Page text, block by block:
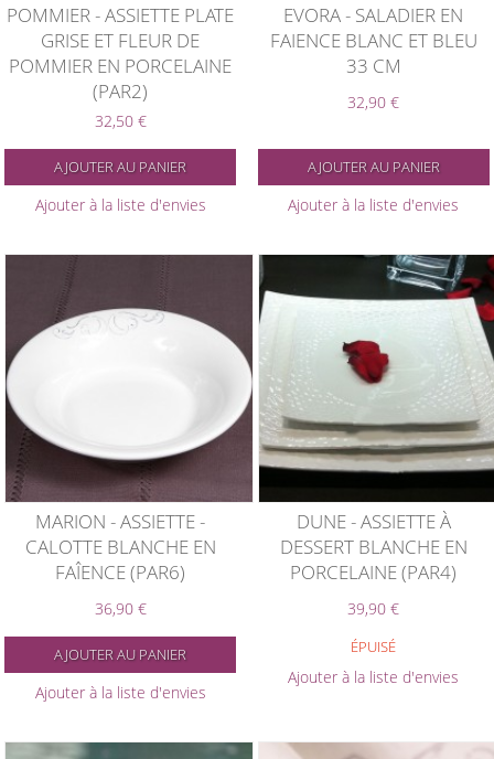
POMMIER - ASSIETTE PLATE
GRISE ET FLEUR DE
POMMIER EN PORCELAINE
(PAR2)
32,50 €
AJOUTER AU PANIER
Ajouter à la liste d'envies
EVORA - SALADIER EN
FAIENCE BLANC ET BLEU
33 CM
32,90 €
AJOUTER AU PANIER
Ajouter à la liste d'envies
MARION - ASSIETTE -
CALOTTE BLANCHE EN
FAÎENCE (PAR6)
36,90 €
AJOUTER AU PANIER
Ajouter à la liste d'envies
DUNE - ASSIETTE À
DESSERT BLANCHE EN
PORCELAINE (PAR4)
39,90 €
ÉPUISÉ
Ajouter à la liste d'envies